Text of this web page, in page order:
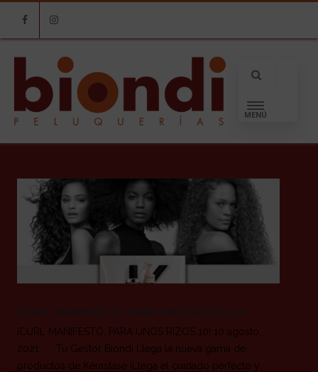
FacebookInstagram
MENÚ
¡CURL MANIFESTO, PARA UNOS RIZOS 10!
¡CURL MANIFESTO, PARA UNOS RIZOS 10! 10 agosto,
2021 Tu Gestor Biondi Llega la nueva gama de
productos de Kérastase ¡Llega el cuidado perfecto y